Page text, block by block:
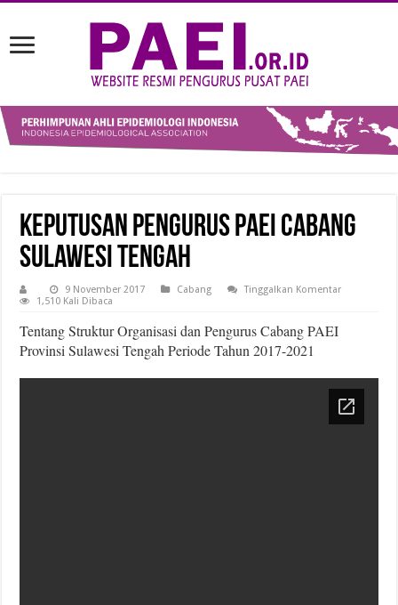
Keputusan Pengurus PAEI Cabang
Sulawesi Tengah
9 November 2017 Cabang
Tinggalkan Komentar
1,510 Kali Dibaca
Tentang Struktur Organisasi dan Pengurus Cabang PAEI
Provinsi Sulawesi Tengah Periode Tahun 2017-2021